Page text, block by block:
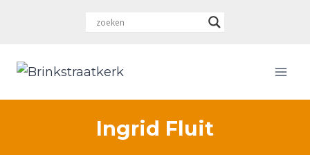
Ingrid Fluit